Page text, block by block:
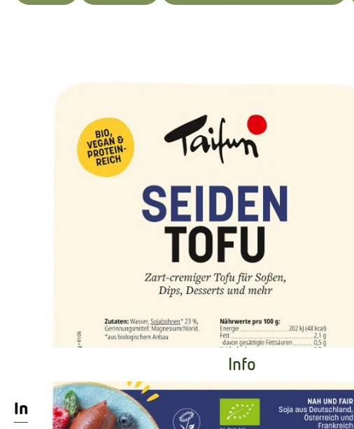
Info
Info